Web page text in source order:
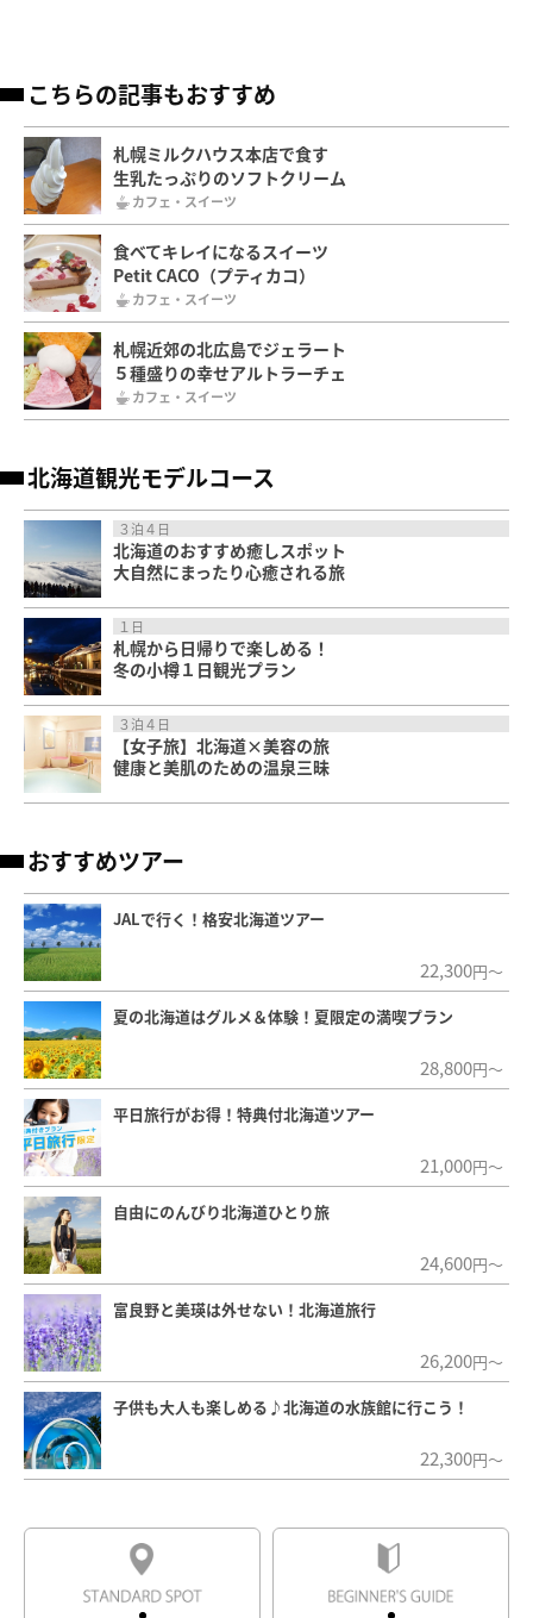
こちらの記事もおすすめ
札幌ミルクハウス本店で食す
生乳たっぷりのソフトクリーム
カフェ・スイーツ
食べてキレイになるスイーツ
Petit CACO（プティカコ）
カフェ・スイーツ
札幌近郊の北広島でジェラート
５種盛りの幸せアルトラーチェ
カフェ・スイーツ
北海道観光モデルコース
３泊４日
北海道のおすすめ癒しスポット
大自然にまったり心癒される旅
１日
札幌から日帰りで楽しめる！
冬の小樽１日観光プラン
３泊４日
【女子旅】北海道×美容の旅
健康と美肌のための温泉三昧
おすすめツアー
JALで行く！格安北海道ツアー
22,300円～
夏の北海道はグルメ＆体験！夏限定の満喫プラン
28,800円～
平日旅行がお得！特典付北海道ツアー
21,000円～
自由にのんびり北海道ひとり旅
24,600円～
富良野と美瑛は外せない！北海道旅行
26,200円～
子供も大人も楽しめる♪北海道の水族館に行こう！
22,300円～